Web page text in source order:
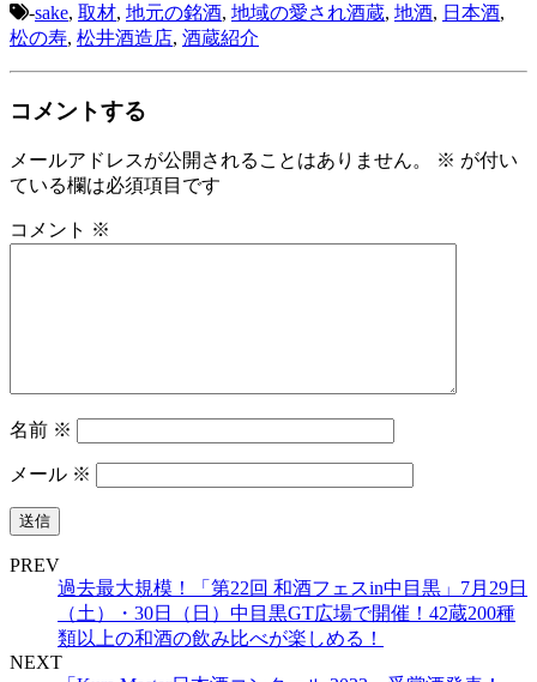
-sake, 取材, 地元の銘酒, 地域の愛され酒蔵, 地酒, 日本酒,
松の寿, 松井酒造店, 酒蔵紹介
コメントする
メールアドレスが公開されることはありません。 ※ が付い
ている欄は必須項目です
コメント ※
名前 ※
メール ※
PREV
過去最大規模！「第22回 和酒フェスin中目黒」7月29日
（土）・30日（日）中目黒GT広場で開催！42蔵200種
類以上の和酒の飲み比べが楽しめる！
NEXT